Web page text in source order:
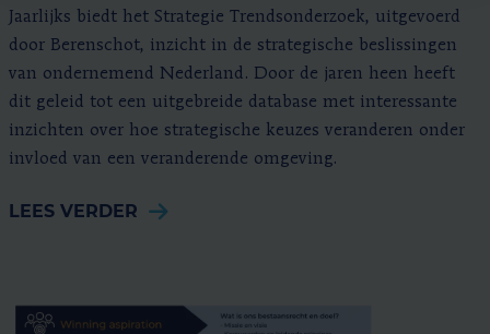
Jaarlijks biedt het Strategie Trendsonderzoek, uitgevoerd
door Berenschot, inzicht in de strategische beslissingen
van ondernemend Nederland. Door de jaren heen heeft
dit geleid tot een uitgebreide database met interessante
inzichten over hoe strategische keuzes veranderen onder
invloed van een veranderende omgeving.
LEES VERDER